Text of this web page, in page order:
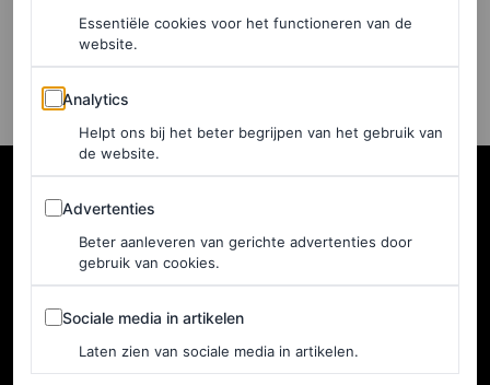
KIANA MURDEN EN JENNY BERG
Essentiële cookies voor het functioneren van de
website.
Analytics
Analytics
Helpt ons bij het beter begrijpen van het gebruik van
de website.
Advertenties
Advertenties
Beter aanleveren van gerichte advertenties door
gebruik van cookies.
Sociale media in artikelen
Sociale media in artikelen
Laten zien van sociale media in artikelen.